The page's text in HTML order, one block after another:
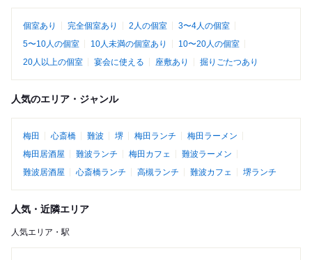
個室あり 完全個室あり 2人の個室
3〜4人の個室
5〜10人の個室
10人未満の個室あり
10〜20人の個室
20人以上の個室
宴会に使える 座敷あり 掘りごたつあり
人気のエリア・ジャンル
梅田 心斎橋 難波 堺 梅田ランチ
梅田ラーメン
梅田居酒屋
難波ランチ 梅田カフェ
難波ラーメン
難波居酒屋
心斎橋ランチ 高槻ランチ 難波カフェ 堺ランチ
人気・近隣エリア
人気エリア・駅